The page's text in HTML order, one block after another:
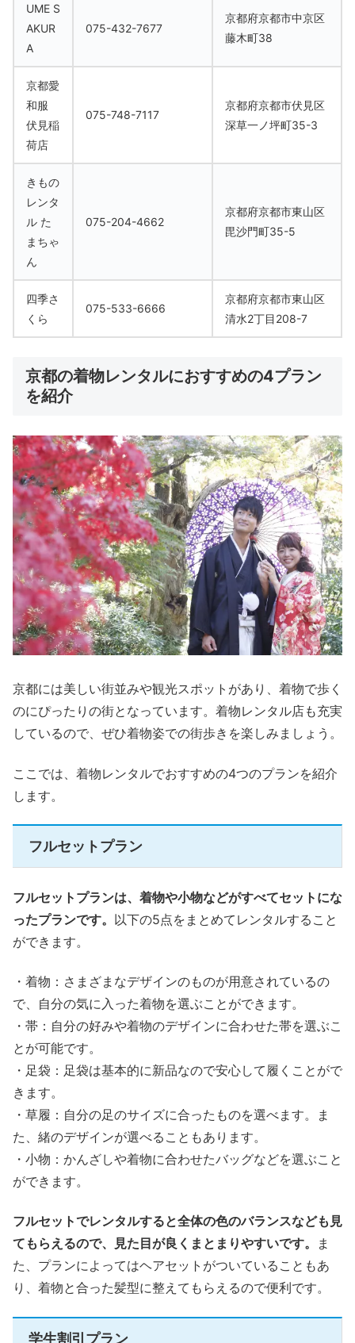
UME S
AKUR
A
075-432-7677
京都府京都市中京区
藤木町38
京都愛
和服
伏見稲
荷店
075-748-7117
京都府京都市伏見区
深草一ノ坪町35-3
きもの
レンタ
ル た
まちゃ
ん
075-204-4662
京都府京都市東山区
毘沙門町35-5
四季さ
くら
075-533-6666
京都府京都市東山区
清水2丁目208-7
京都の着物レンタルにおすすめの4プラン
を紹介
京都には美しい街並みや観光スポットがあり、着物で歩く
のにぴったりの街となっています。着物レンタル店も充実
しているので、ぜひ着物姿での街歩きを楽しみましょう。
ここでは、着物レンタルでおすすめの4つのプランを紹介
します。
フルセットプラン
フルセットプランは、着物や小物などがすべてセットにな
ったプランです。 以下の5点をまとめてレンタルすること
ができます。
・着物：さまざまなデザインのものが用意されているの
で、自分の気に入った着物を選ぶことができます。
・帯：自分の好みや着物のデザインに合わせた帯を選ぶこ
とが可能です。
・足袋：足袋は基本的に新品なので安心して履くことがで
きます。
・草履：自分の足のサイズに合ったものを選べます。ま
た、緒のデザインが選べることもあります。
・小物：かんざしや着物に合わせたバッグなどを選ぶこと
ができます。
フルセットでレンタルすると全体の色のバランスなども見
てもらえるので、見た目が良くまとまりやすいです。
ま
た、プランによってはヘアセットがついていることもあ
り、着物と合った髪型に整えてもらえるので便利です。
学生割引プラン